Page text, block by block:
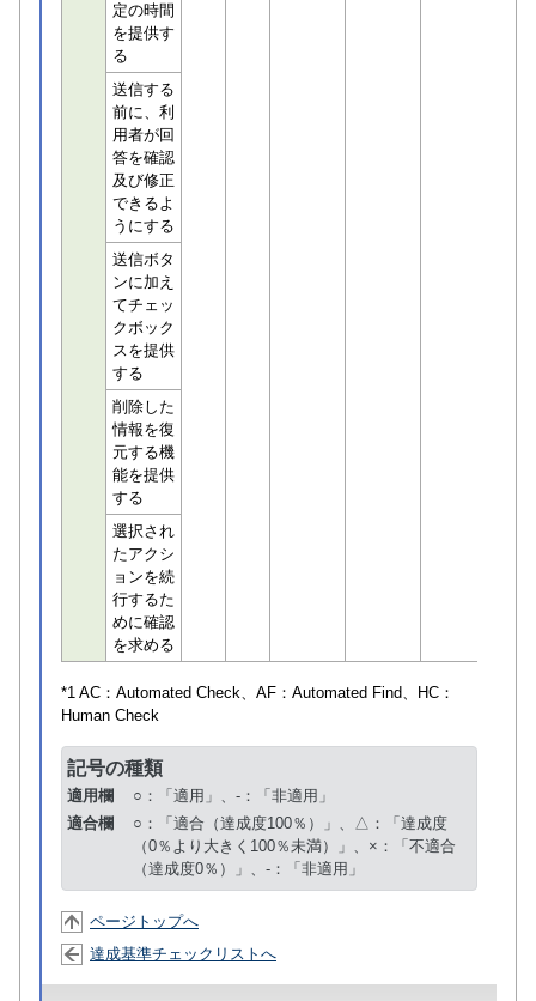
定の時間
を提供す
る
送信する
前に、利
用者が回
答を確認
及び修正
できるよ
うにする
送信ボタ
ンに加え
てチェッ
クボック
スを提供
する
削除した
情報を復
元する機
能を提供
する
選択され
たアクシ
ョンを続
行するた
めに確認
を求める
*1 AC： Automated Check、AF： Automated Find、HC：
Human Check
記号の種類
適用欄
○：「適用」、-：「非適用」
適合欄
○：「適合（達成度100％）」、△：「達成度
（0％より大きく100％未満）」、×：「不適合
（達成度0％）」、-：「非適用」
ページトップへ
達成基準チェックリストへ